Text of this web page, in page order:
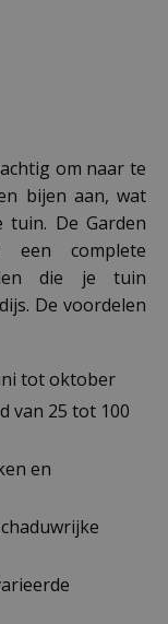
om naar te
bijen aan, wat
De Garden
complete
die je tuin
De voordelen
tot oktober
van 25 tot 100
en